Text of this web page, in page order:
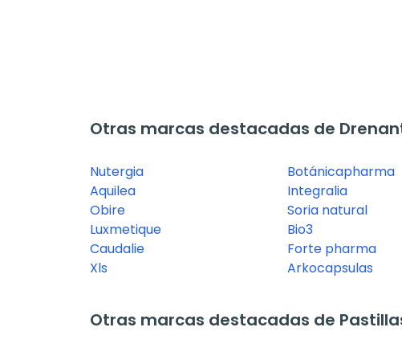
Otras marcas destacadas de
Nutergia
Aquilea
Obire
Luxmetique
Caudalie
Xls
Botánicapharma
Integralia
Soria natural
Bio3
Forte pharma
Arkocapsulas
Otras marcas destacadas de